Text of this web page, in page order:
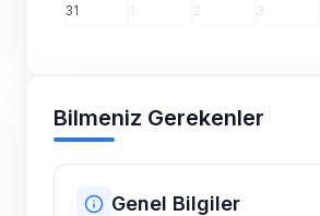
31 1 2 3
Bilmeniz Gerekenler
Genel Bilgiler